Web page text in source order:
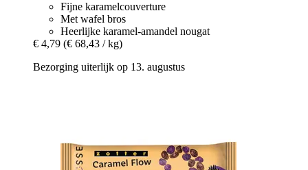
Fijne karamelcouverture
Met wafel bros
Heerlijke karamel-amandel nougat
€ 4,79 (€ 68,43 / kg)
Bezorging uiterlijk op 13. augustus